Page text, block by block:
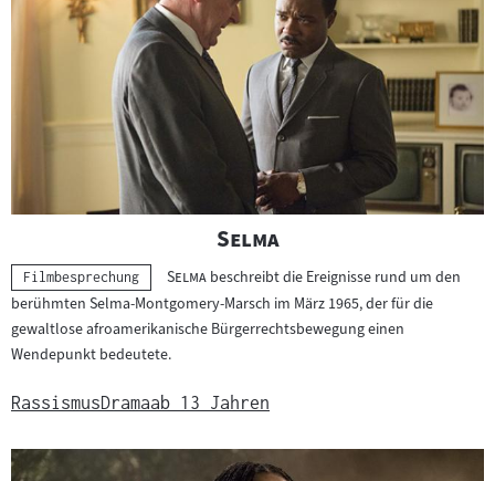
"
Selma"
Kategorie:
Filmbesprechung "
Selma "beschreibt die Ereignisse rund um den
berühmten Selma-Montgomery-Marsch im März 1965, der für die
gewaltlose afroamerikanische Bürgerrechtsbewegung einen
Wendepunkt bedeutete.
RassismusDramaab 13 Jahren